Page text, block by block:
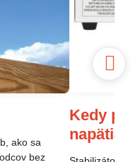
ako sa
bez
Kedy
napätia